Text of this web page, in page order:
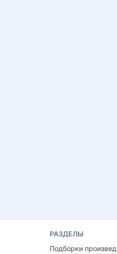
РАЗДЕЛЫ
Подборки